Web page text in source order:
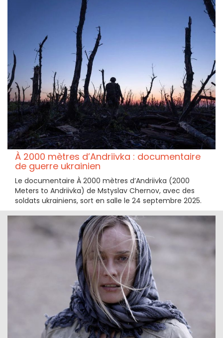
À 2000 mètres d’Andriivka : documentaire
de guerre ukrainien
Le documentaire À 2000 mètres d’Andriivka (2000
Meters to Andriivka) de Mstyslav Chernov, avec des
soldats ukrainiens, sort en salle le 24 septembre 2025.